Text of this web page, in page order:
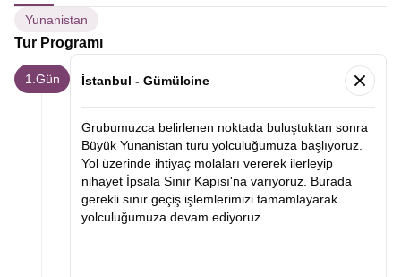
Yunanistan
Tur Programı
1.Gün İstanbul - Gümülcine
Grubumuzca belirlenen noktada buluştuktan sonra
Büyük Yunanistan turu yolculuğumuza başlıyoruz.
Yol üzerinde ihtiyaç molaları vererek ilerleyip
nihayet İpsala Sınır Kapısı'na varıyoruz. Burada
gerekli sınır geçiş işlemlerimizi tamamlayarak
yolculuğumuza devam ediyoruz.